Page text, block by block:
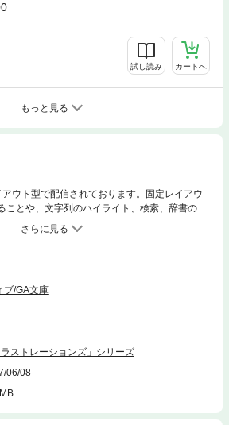
試し読み カートへ
もっと見る
ウト型で配信されております。固定レイアウ
ことや、文字列のハイライト、検索、辞書の参
できません。 「狐印イラストレーションズ」書
選りすぐって電子化しました！ さらにさら
いよれ！ニャル子さん」７〜９巻のカラーイラ
ＧＡ文庫マガジンのカバーイラスト、ちびキャ
羅版！総点数１００点を超える豪華画集。狐印
トレーションズです！ 収録作品：「這いよれ！
ブ/GA文庫
ラストレーションズ」シリーズ
06/08